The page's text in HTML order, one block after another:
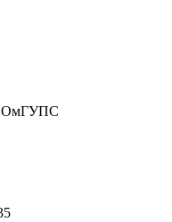
ОмГУПС